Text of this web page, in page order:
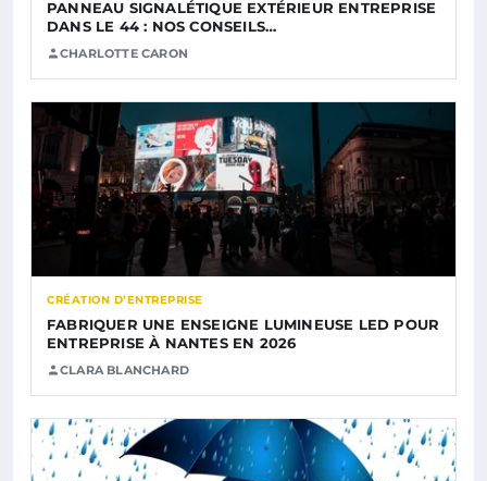
PANNEAU SIGNALÉTIQUE EXTÉRIEUR ENTREPRISE
DANS LE 44 : NOS CONSEILS…
CHARLOTTE CARON
CRÉATION D’ENTREPRISE
FABRIQUER UNE ENSEIGNE LUMINEUSE LED POUR
ENTREPRISE À NANTES EN 2026
CLARA BLANCHARD